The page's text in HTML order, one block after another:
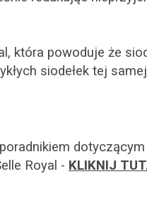
która powoduje że
siodełek tej
Royal - KLIKNIJ